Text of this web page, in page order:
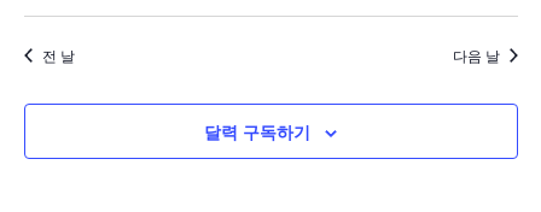
정
및
Filters 벤
트
뷰
탐
날
를
선
합
전 날 다음 날
달력 구독하기